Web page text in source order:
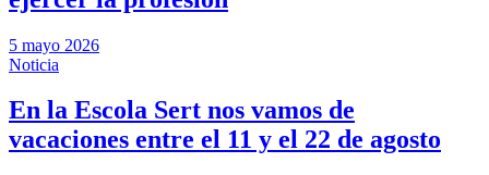
5 mayo 2026
Noticia
En la Escola Sert nos vamos de
vacaciones entre el 11 y el 22 de agosto